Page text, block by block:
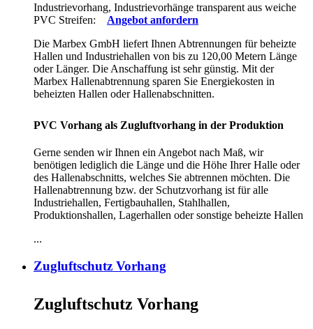
Industrievorhang, Industrievorhänge transparent aus weiche
PVC Streifen:
Angebot anfordern
Die Marbex GmbH liefert Ihnen Abtrennungen für beheizte
Hallen und Industriehallen von bis zu 120,00 Metern Länge
oder Länger. Die Anschaffung ist sehr günstig. Mit der
Marbex Hallenabtrennung sparen Sie Energiekosten in
beheizten Hallen oder Hallenabschnitten.
PVC Vorhang als Zugluftvorhang in der Produktion
Gerne senden wir Ihnen ein Angebot nach Maß, wir
benötigen lediglich die Länge und die Höhe Ihrer Halle oder
des Hallenabschnitts, welches Sie abtrennen möchten. Die
Hallenabtrennung bzw. der Schutzvorhang ist für alle
Industriehallen, Fertigbauhallen, Stahlhallen,
Produktionshallen, Lagerhallen oder sonstige beheizte Hallen
...
Zugluftschutz Vorhang
Zugluftschutz Vorhang